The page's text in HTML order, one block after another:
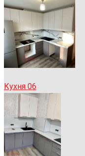
Кухня 06